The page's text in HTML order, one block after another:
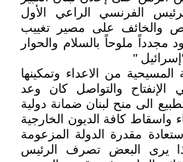
هو الرئيس الفرنسي الراعي الأول
والخائف على مصير تغييب
مجدداً ملوحاً بالسلام والحوار
"
المسيحية من الاعداء وتمكينها
الإنفتاح والتواصل كان وعد
الى منح لبنان ضمانة دولية
واسقاط كافة الديون الخارجية
مقدرة الدولة المزعومة
يرى البعض تصرف الرئيس